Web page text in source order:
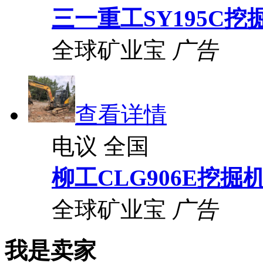
三一重工SY195C挖
全球矿业宝 广告
查看详情
电议 全国
柳工CLG906E挖掘
全球矿业宝 广告
我是卖家